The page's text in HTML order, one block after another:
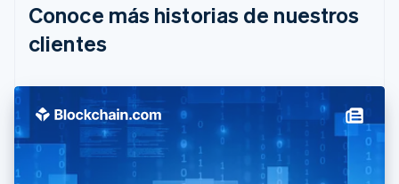
Conoce más historias de nuestros
clientes
Bulgaria
English
Canadá
China continental
简体中文English
Chipre
English
Croacia
English